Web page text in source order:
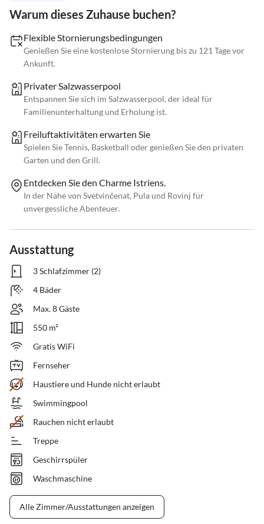
Warum dieses Zuhause buchen?
Flexible Stornierungsbedingungen
Genießen Sie eine kostenlose Stornierung bis zu 121 Tage vor
Ankunft.
Privater Salzwasserpool
Entspannen Sie sich im Salzwasserpool, der ideal für
Familienunterhaltung und Erholung ist.
Freiluftaktivitäten erwarten Sie
Spielen Sie Tennis, Basketball oder genießen Sie den privaten
Garten und den Grill.
Entdecken Sie den Charme Istriens.
In der Nähe von Svetvinčenat, Pula und Rovinj für
unvergessliche Abenteuer.
Ausstattung
3 Schlafzimmer (2)
4 Bäder
Max. 8 Gäste
550 m²
Gratis WiFi
Fernseher
Haustiere und Hunde nicht erlaubt
Swimmingpool
Rauchen nicht erlaubt
Treppe
Geschirrspüler
Waschmaschine
Alle Zimmer/Ausstattungen anzeigen